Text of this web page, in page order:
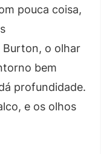
pouca coisa,
Burton, o olhar
bem
profundidade.
e os olhos